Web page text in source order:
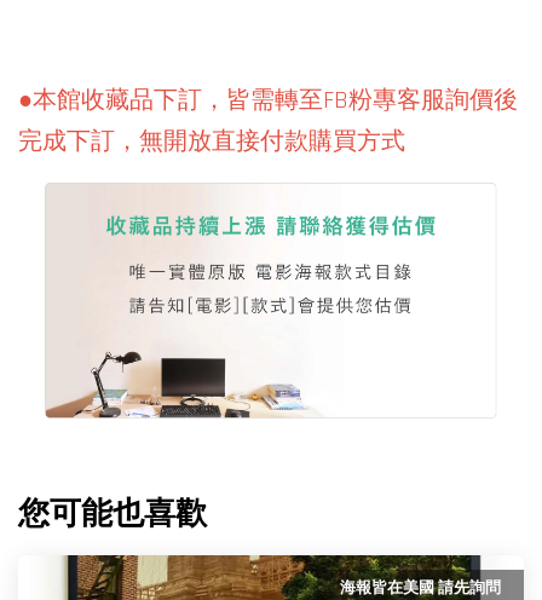
●本館收藏品下訂，皆需轉至FB粉專客服詢價後
完成下訂，無開放直接付款購買方式
您可能也喜歡
海報皆在美國 請先詢問